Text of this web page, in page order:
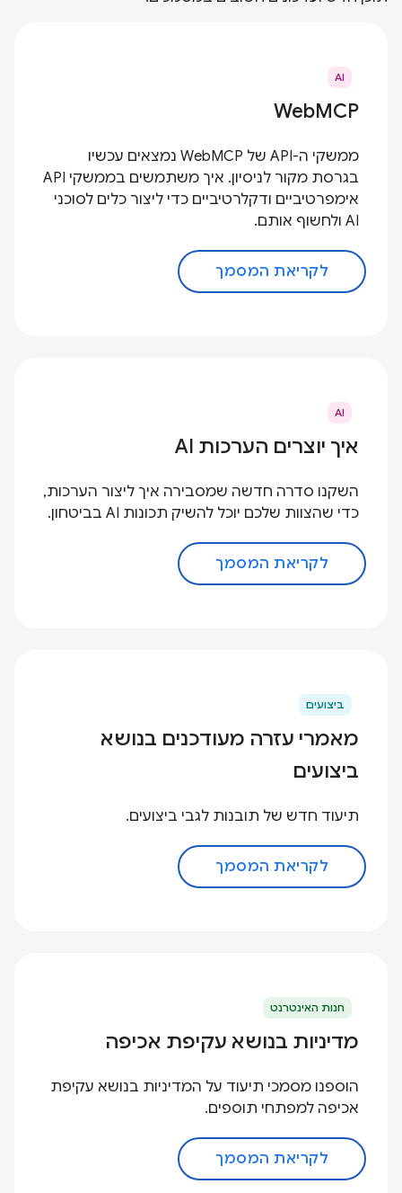
AI
WebMCP
ממשקי ה-API של WebMCP נמצאים עכשיו
בגרסת מקור לניסיון. איך משתמשים בממשקי API
אימפרטיביים ודקלרטיביים כדי ליצור כלים לסוכני
AI ולחשוף אותם.
לקריאת המסמך
AI
איך יוצרים הערכות AI
השקנו סדרה חדשה שמסבירה איך ליצור הערכות,
כדי שהצוות שלכם יוכל להשיק תכונות AI בביטחון.
לקריאת המסמך
ביצועים
מאמרי עזרה מעודכנים בנושא
ביצועים
תיעוד חדש של תובנות לגבי ביצועים.
לקריאת המסמך
חנות האינטרנט
מדיניות בנושא עקיפת אכיפה
הוספנו מסמכי תיעוד על המדיניות בנושא עקיפת
אכיפה למפתחי תוספים.
לקריאת המסמך